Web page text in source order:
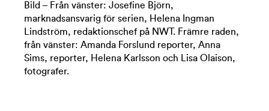
Bild – Från vänster: Josefine Björn,
marknadsansvarig för serien, Helena Ingman
Lindström, redaktionschef på NWT. Främre raden,
från vänster: Amanda Forslund reporter, Anna
Sims, reporter, Helena Karlsson och Lisa Olaison,
fotografer.